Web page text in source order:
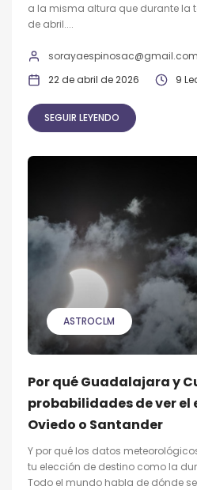
a la misma altura que durante la
de abril....
sorayaespinosac@gmail.com
22 de abril de 2026
9
SEGUIR LEYENDO
ASTROCLM
Por qué Guadalajara y
probabilidades de ver el
Oviedo o Santander
Y por qué los datos
tu elección de destino como la
Todo el mundo habla de dónde